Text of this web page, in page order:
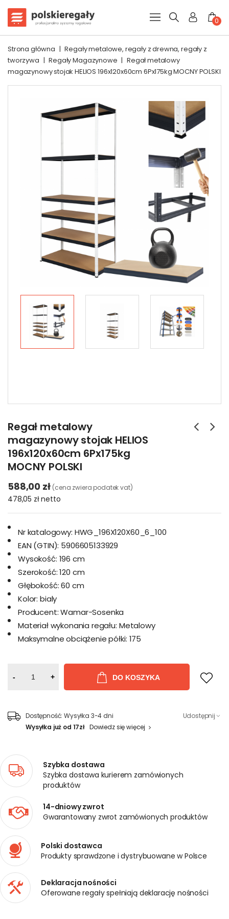
0
Strona główna | Regały metalowe, regały z drewna, regały z
tworzywa | Regały Magazynowe | Regał metalowy
magazynowy stojak HELIOS 196x120x60cm 6Px175kg MOCNY POLSKI
Regał metalowy
magazynowy stojak HELIOS
196x120x60cm 6Px175kg
MOCNY POLSKI
588,00 zł (cena zwiera podatek vat)
478,05 złnetto
Nr katalogowy: HWG_196X120X60_6_100
EAN (GTIN): 5906605133929
Wysokość: 196 cm
Szerokość: 120 cm
Głębokość: 60 cm
Kolor: bialy
Producent: Wamar-Sosenka
Materiał wykonania regału: Metalowy
Maksymalne obciążenie półki: 175
- + DO KOSZYKA
Dostępność: Wysyłka 3-4 dni
Wysyłka już od 17zł Dowiedz się więcej
Udostępnij
Szybka dostawa
Szybka dostawa kurierem zamówionych
produktów
14-dniowy zwrot
Gwarantowany zwrot zamówionych produktów
Polski dostawca
Produkty sprawdzone i dystrybuowane w Polsce
Deklaracja nośności
Oferowane regały spełniają deklarację nośności